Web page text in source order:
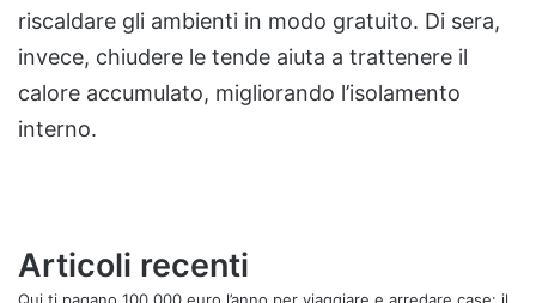
riscaldare gli ambienti in modo gratuito. Di sera,
invece, chiudere le tende aiuta a trattenere il
calore accumulato, migliorando l’isolamento
interno.
Articoli recenti